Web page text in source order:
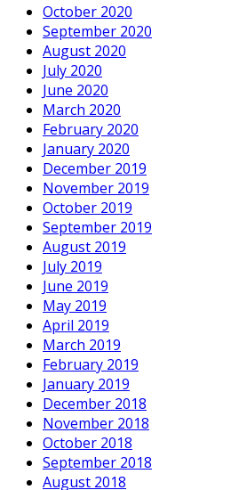
October 2020
September 2020
August 2020
July 2020
June 2020
March 2020
February 2020
January 2020
December 2019
November 2019
October 2019
September 2019
August 2019
July 2019
June 2019
May 2019
April 2019
March 2019
February 2019
January 2019
December 2018
November 2018
October 2018
September 2018
August 2018